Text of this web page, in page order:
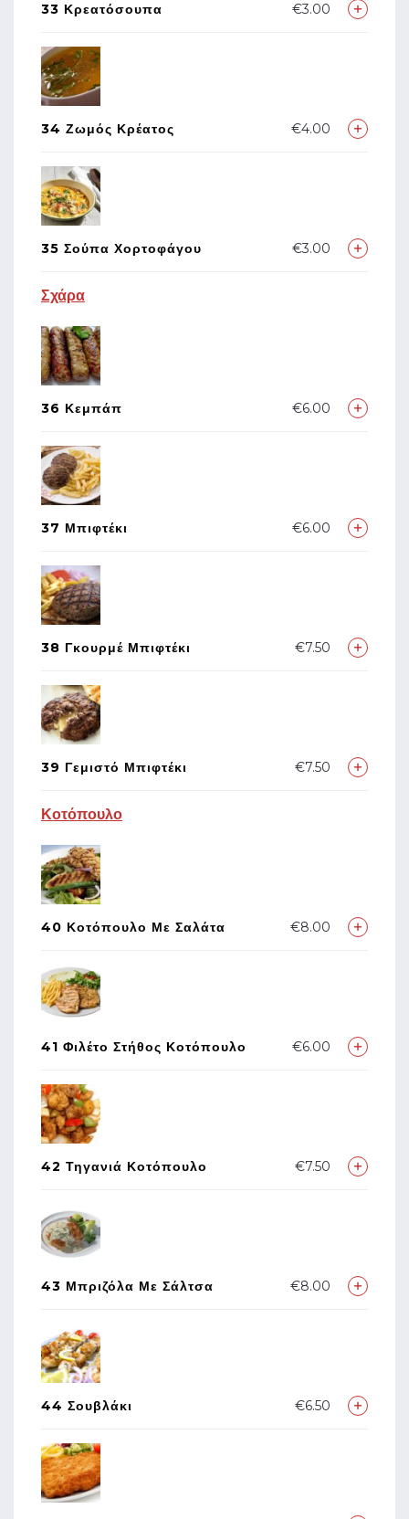
33 Κρεατόσουπα €3.00
34 Ζωμός Κρέατος €4.00
35 Σούπα Χορτοφάγου €3.00
Σχάρα
36 Κεμπάπ €6.00
37 Μπιφτέκι €6.00
38 Γκουρμέ Μπιφτέκι €7.50
39 Γεμιστό Μπιφτέκι €7.50
Κοτόπουλο
40 Κοτόπουλο Με Σαλάτα €8.00
41 Φιλέτο Στήθος Κοτόπουλο €6.00
42 Τηγανιά Κοτόπουλο €7.50
43 Μπριζόλα Με Σάλτσα €8.00
44 Σουβλάκι €6.50